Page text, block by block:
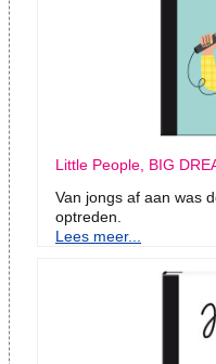
Little People, BIG
Van jongs af aan was
optreden.
Lees meer...